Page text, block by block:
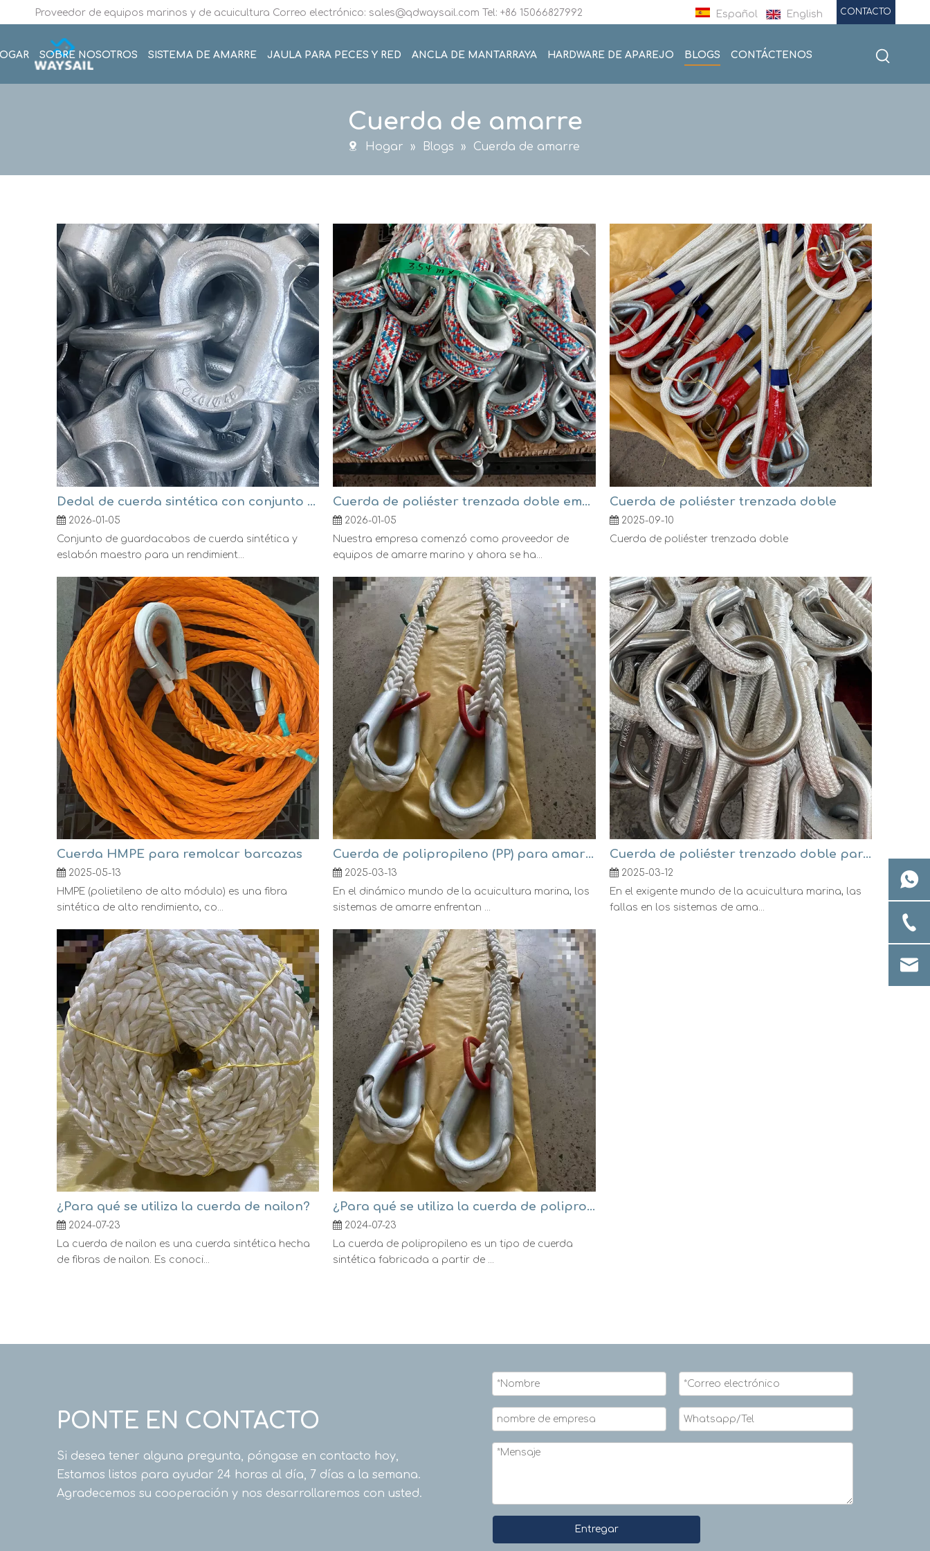
Proveedor de equipos marinos y de acuicultura Correo electrónico: sales@qdwaysail.com Tel: +86 15066827992 Español English CONTACTO
SOBRE NOSOTROS SISTEMA DE AMARRE JAULA PARA PECES Y RED ANCLA DE MANTARRAYA HARDWARE DE APAREJO BLOGS CONTÁCTENOS
Cuerda de amarre
Hogar » Blogs » Cuerda de amarre
Dedal de cuerda sintética con conjunto de enlace maestro
2026-01-05
Conjunto de guardacabos de cuerda sintética y
eslabón maestro para un rendimient...
Cuerda de poliéster trenzada doble empalmada con guardacabos y eslabones maestros en ambos extremos
2026-01-05
Nuestra empresa comenzó como proveedor de
equipos de amarre marino y ahora se ha...
Cuerda de poliéster trenzada doble
2025-09-10
Cuerda de poliéster trenzada doble
Cuerda HMPE para remolcar barcazas
2025-05-13
HMPE (polietileno de alto módulo) es una fibra
sintética de alto rendimiento, co...
Cuerda de polipropileno (PP) para amarre de acuicultura marina
2025-03-13
En el dinámico mundo de la acuicultura marina, los
sistemas de amarre enfrentan ...
Cuerda de poliéster trenzado doble para amarre de acuicultura marina
2025-03-12
En el exigente mundo de la acuicultura marina, las
fallas en los sistemas de ama...
¿Para qué se utiliza la cuerda de nailon?
2024-07-23
La cuerda de nailon es una cuerda sintética hecha
de fibras de nailon. Es conoci...
¿Para qué se utiliza la cuerda de polipropileno?
2024-07-23
La cuerda de polipropileno es un tipo de cuerda
sintética fabricada a partir de ...
PONTE EN CONTACTO
Si desea tener alguna pregunta, póngase en contacto hoy,
Estamos listos para ayudar 24 horas al día, 7 días a la semana.
Agradecemos su cooperación y nos desarrollaremos con usted.
Entregar